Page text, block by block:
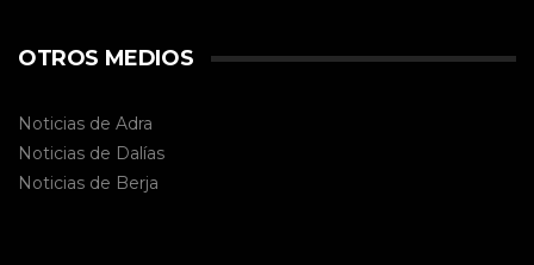
OTROS MEDIOS
Noticias de Adra
Noticias de Dalías
Noticias de Berja